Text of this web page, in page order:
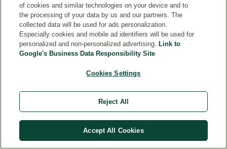
Οδηγίες
of cookies and similar technologies on your device and to
the processing of your data by us and our partners. The
collected data will be used for ads personalization.
Especially cookies and mobile ad identifiers will be used for
personalized and non-personalized advertising. Link to
Google's Business Data Responsibility Site
Cookies Settings
Reject All
Accept All Cookies